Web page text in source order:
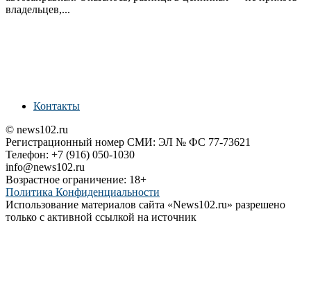
владельцев,...
Контакты
© news102.ru
Регистрационный номер СМИ: ЭЛ № ФС 77-73621
Телефон: +7 (916) 050-1030
info@news102.ru
Возрастное ограничение: 18+
Политика Конфиденциальности
Использование материалов сайта «News102.ru» разрешено
только с активной ссылкой на источник